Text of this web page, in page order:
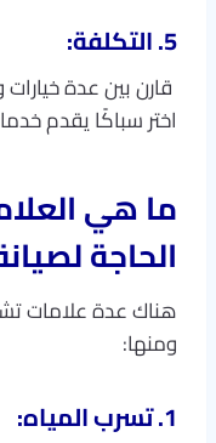
5. التكلفة:
قارن بين عدة
اختر سباكًا يقدم
ما هي
الحاجة
هناك عدة علامات
ومنها:
1. تسرب المياه: